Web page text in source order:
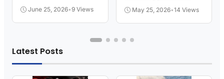
June 25, 2026•9 Views May 25, 2026•14 Views
Latest Posts